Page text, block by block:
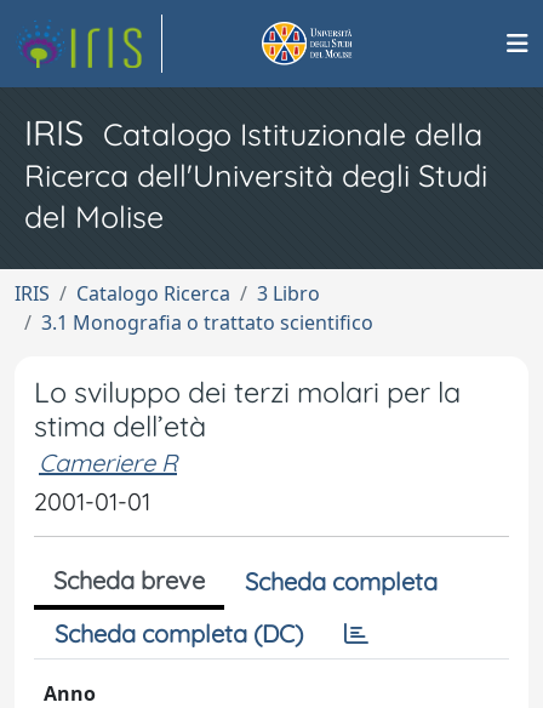
IRIS Catalogo Istituzionale della
Ricerca dell'Università degli Studi
del Molise
IRIS Catalogo Ricerca
3 Libro
3.1 Monografia o trattato scientifico
Lo sviluppo dei terzi molari per la
stima dell’età
Cameriere R
2001-01-01
Scheda breve
Scheda completa
Scheda completa (DC)
Anno